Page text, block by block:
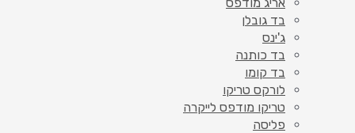
בד גובלן
ג'ינס
בד כותנה
בד קומו
לורקס טריקו
טריקו מודפס לייקרה
פליסה